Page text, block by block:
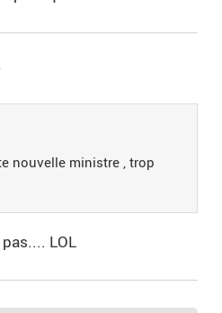
nouvelle ministre , trop
LOL